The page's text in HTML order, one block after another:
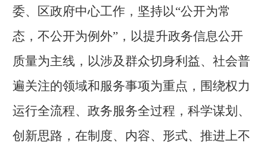
委、区政府中心工作，坚持以“公开为常
态，不公开为例外”，以提升政务信息公开
质量为主线，以涉及群众切身利益、社会普
遍关注的领域和服务事项为重点，围绕权力
运行全流程、政务服务全过程，科学谋划、
创新思路，在制度、内容、形式、推进上不